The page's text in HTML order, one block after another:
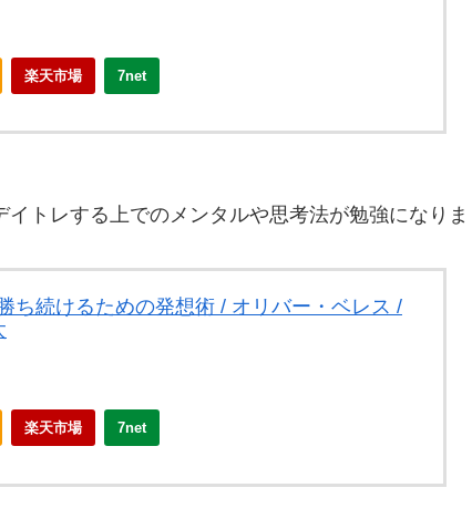
楽天市場 7net
トレする上でのメンタルや思考法が勉強になりま
ち続けるための発想術 / オリバー・ベレス /
楽天市場 7net